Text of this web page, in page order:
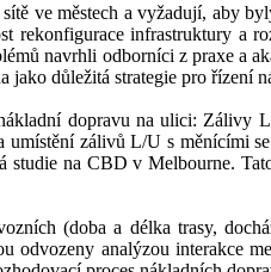
ve městech a vyžadují, aby
rekonfigurace infrastruktury a
navrhli odborníci z praxe
důležitá strategie pro řízení
dopravu na ulici:
zálivů L/U s měnícími
na CBD v Melbourne.
(doba a délka trasy,
analýzou interakce